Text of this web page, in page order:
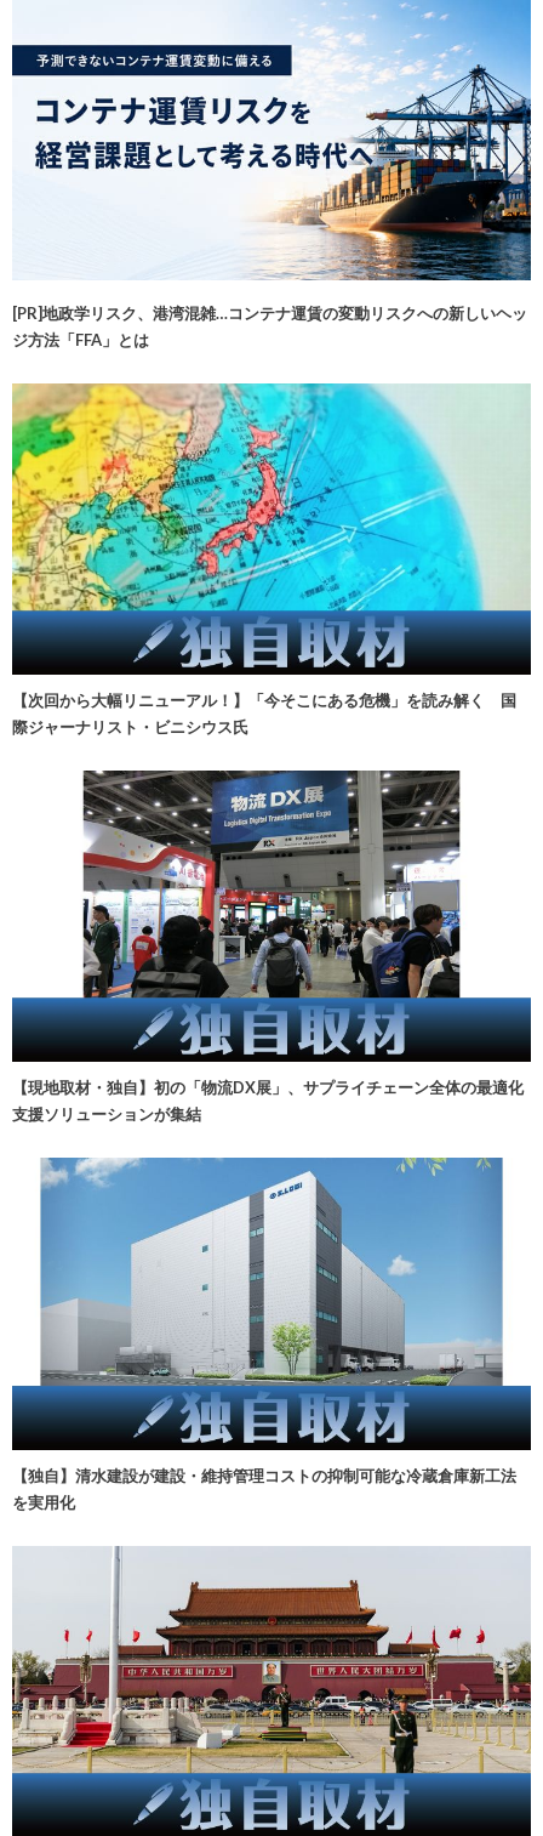
[PR]地政学リスク、港湾混雑…コンテナ運賃の変動リスクへの新しいヘッ
ジ方法「FFA」とは
【次回から大幅リニューアル！】「今そこにある危機」を読み解く 国
際ジャーナリスト・ビニシウス氏
【現地取材・独自】初の「物流DX展」、サプライチェーン全体の最適化
支援ソリューションが集結
【独自】清水建設が建設・維持管理コストの抑制可能な冷蔵倉庫新工法
を実用化